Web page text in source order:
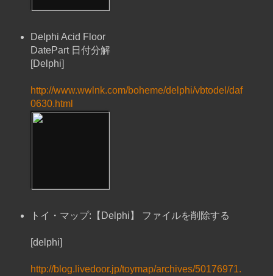
Delphi Acid Floor
DatePart 日付分解
[Delphi]
http://www.wwlnk.com/boheme/delphi/vbtodel/daf
0630.html
トイ・マップ:【Delphi】 ファイルを削除する
[delphi]
http://blog.livedoor.jp/toymap/archives/50176971.